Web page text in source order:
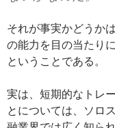
それが事実かどうか
の能力を目の当たり
ということである。
実は、短期的なトレ
とについては、ソロ